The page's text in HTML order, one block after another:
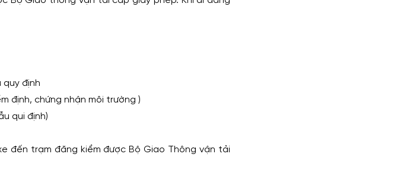
quy định
định, chứng nhận môi trường )
qui định)
đến trạm đăng kiểm được Bộ Giao Thông vận tải